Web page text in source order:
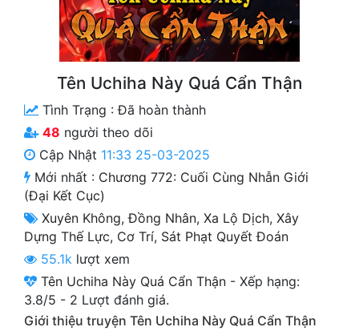
Truyện Dịch
Truyện Nhập Môn
Xa Lộ Dịch
Cung Đấu
Cạnh Kỹ
Cổ Tiên Hiệp
Cổ Đại
Dã Sử
Tên Uchiha Này Quá Cẩn Thận
Tình Trạng :Đã hoàn thành
48 người theo dõi
Cập Nhật 11:33 25-03-2025
Mới nhất : Chương 772: Cuối Cùng Nhẫn Giới
(Đại Kết Cục)
Xuyên Không,Đồng Nhân, Xa Lộ Dịch, Xây
Dựng Thế Lực, Cơ Trí, Sát Phạt Quyết Đoán
55.1k lượt xem
Tên Uchiha Này Quá Cẩn Thận - Xếp hạng:
3.8/5 - 2 Lượt đánh giá.
Giới thiệu truyện Tên Uchiha Này Quá Cẩn Thận